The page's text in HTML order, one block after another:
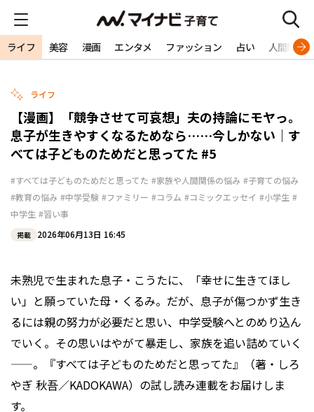
ライフ 美容 漫画 エンタメ ファッション 占い 人間関係
ライフ
【漫画】「競争させて可哀想」夫の持論にモヤっ。
息子が生きやすくなるためなら……今しかない｜す
べては子どものためだと思ってた #5
#すべては子どものためだと思ってた #家族や人間関係の悩み #子育ての悩み
#教育の悩み #中学受験 #ファミリー #コラム #コミックエッセイ #小学生 #
中学生 #習い事
掲載 2026年06月13日 16:45
未熟児で生まれた息子・こうたに、「幸せに生きてほし
い」と願っていた母・くるみ。だが、息子が傷つかず生き
るには親の努力が必要だと思い、中学受験へとのめり込ん
でいく。その思いはやがて暴走し、家族を追い詰めていく
——。『すべては子どものためだと思ってた』（著・しろ
やぎ 秋吾／KADOKAWA）の試し読み連載をお届けしま
す。